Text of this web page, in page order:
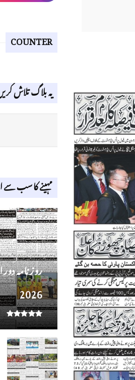
COUNTER
یہ بلاگ تلاش
مہینے کا سب سے
روز نامہ
2026